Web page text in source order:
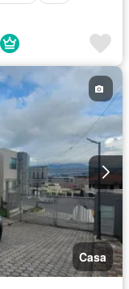
Casa